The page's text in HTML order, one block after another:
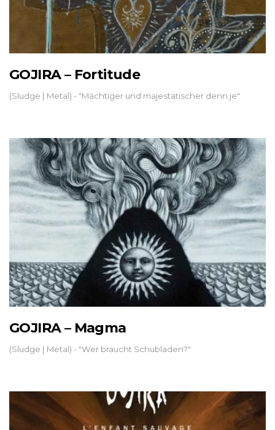
GOJIRA – Fortitude
(Sludge | Metal) - "Mächtiger und majestätischer denn je"
GOJIRA – Magma
(Sludge | Metal) - "Wer braucht Schubladen?"